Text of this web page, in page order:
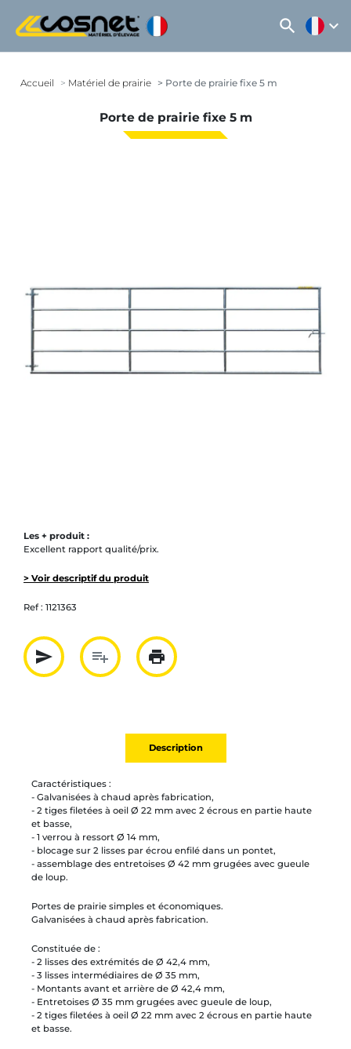
search expand_more
Accueil Matériel de prairie Porte de prairie fixe 5 m
Porte de prairie fixe 5 m
Les + produit :
Excellent rapport qualité/prix.
> Voir descriptif du produit
Ref : 1121363
send
Partager par mail
playlist_add
Ajouter à la liste
print
Imprimer
Description
Caractéristiques :
- Galvanisées à chaud après fabrication,
- 2 tiges filetées à oeil Ø 22 mm avec 2 écrous en partie haute
et basse,
- 1 verrou à ressort Ø 14 mm,
- blocage sur 2 lisses par écrou enfilé dans un pontet,
- assemblage des entretoises Ø 42 mm grugées avec gueule
de loup.
Portes de prairie simples et économiques.
Galvanisées à chaud après fabrication.
Constituée de :
- 2 lisses des extrémités de Ø 42,4 mm,
- 3 lisses intermédiaires de Ø 35 mm,
- Montants avant et arrière de Ø 42,4 mm,
- Entretoises Ø 35 mm grugées avec gueule de loup,
- 2 tiges filetées à oeil Ø 22 mm avec 2 écrous en partie haute
et basse.